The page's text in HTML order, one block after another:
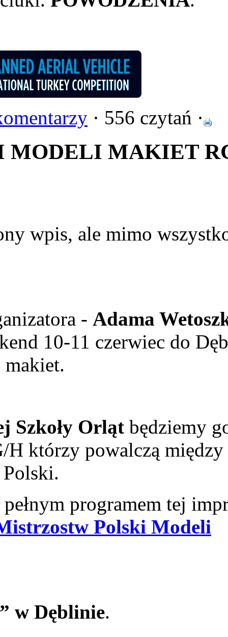
· 556 czytań ·
MODELI MAKIET
wpis, ale mimo
- Adama
10-11 czerwiec do
makiet.
Szkoły Orląt będziemy
którzy powalczą między
programem tej
Polski Modeli
w Dęblinie.